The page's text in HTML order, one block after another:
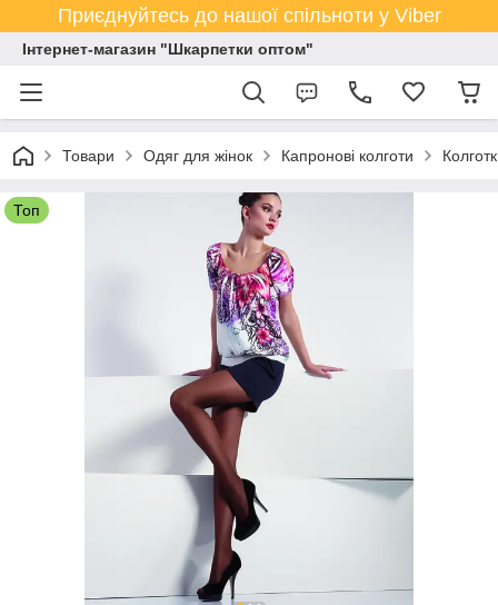
Приєднуйтесь до нашої спільноти у Viber
Інтернет-магазин "Шкарпетки оптом"
Товари Одяг для жінок Капронові колготи
Топ